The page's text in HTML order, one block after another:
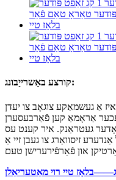
קורצע באַשרייַבונג:
איז אַ געשמאַקע צוגאָב צו יעדן
אַראָמאַ קען פֿאַרבעסערן
געטראַנק. איר קענט עס
זיסוואַרג צו געבן זיי אַ
טיי רוי מאַטעריאַלן